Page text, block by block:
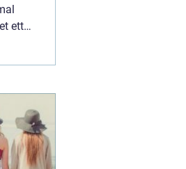
för
kropp,